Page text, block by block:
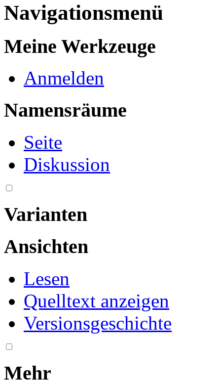
Navigationsmenü
Meine Werkzeuge
Anmelden
Namensräume
Seite
Diskussion
Varianten
Ansichten
Lesen
Quelltext anzeigen
Versionsgeschichte
Mehr